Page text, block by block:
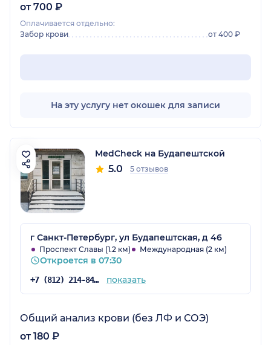
от 700 ₽
Оплачивается отдельно:
Забор крови
от 400 ₽
На эту услугу нет окошек для записи
MedCheck на Будапештской
5.0 5 отзывов
г Санкт-Петербург, ул Будапештская, д 46
Проспект Славы (1.2 км) Международная (2 км)
Откроется в 07:30
+7 (812) 214-84-90 показать
Общий анализ крови (без ЛФ и СОЭ)
от 180 ₽